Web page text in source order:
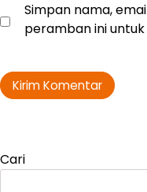
Simpan nama,
peramban ini
Cari